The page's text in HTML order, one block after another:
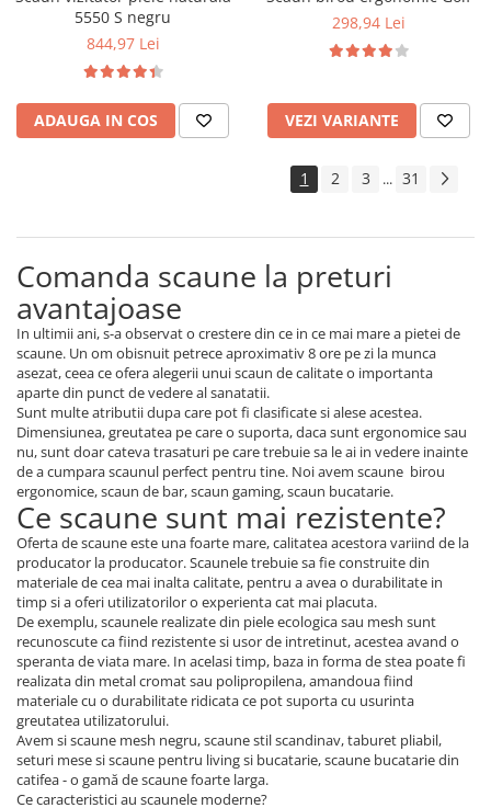
5550 S negru
844,97 Lei
ADAUGA IN COS
298,94 Lei
VEZI VARIANTE
1 2 3 ... 31
Comanda scaune la preturi
avantajoase
In ultimii ani, s-a observat o crestere din ce in ce mai mare a pietei de
scaune. Un om obisnuit petrece aproximativ 8 ore pe zi la munca
asezat, ceea ce ofera alegerii unui scaun de calitate o importanta
aparte din punct de vedere al sanatatii.
Sunt multe atributii dupa care pot fi clasificate si alese acestea.
Dimensiunea, greutatea pe care o suporta, daca sunt ergonomice sau
nu, sunt doar cateva trasaturi pe care trebuie sa le ai in vedere inainte
de a cumpara scaunul perfect pentru tine. Noi avem scaune birou
ergonomice, scaun de bar, scaun gaming, scaun bucatarie.
Ce scaune sunt mai rezistente?
Oferta de scaune este una foarte mare, calitatea acestora variind de la
producator la producator. Scaunele trebuie sa fie construite din
materiale de cea mai inalta calitate, pentru a avea o durabilitate in
timp si a oferi utilizatorilor o experienta cat mai placuta.
De exemplu, scaunele realizate din piele ecologica sau mesh sunt
recunoscute ca fiind rezistente si usor de intretinut, acestea avand o
speranta de viata mare. In acelasi timp, baza in forma de stea poate fi
realizata din metal cromat sau polipropilena, amandoua fiind
materiale cu o durabilitate ridicata ce pot suporta cu usurinta
greutatea utilizatorului.
Avem si scaune mesh negru, scaune stil scandinav, taburet pliabil,
seturi mese si scaune pentru living si bucatarie, scaune bucatarie din
catifea - o gamă de scaune foarte larga.
Ce caracteristici au scaunele moderne?